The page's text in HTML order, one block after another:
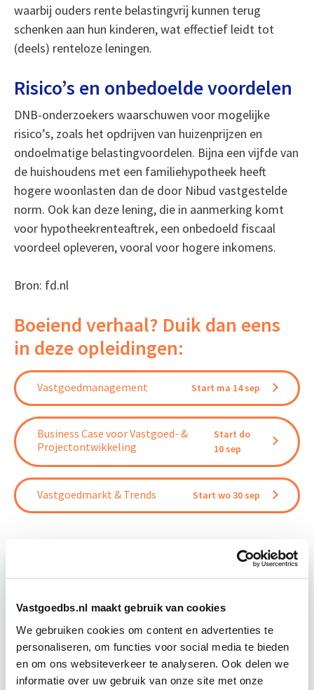
Vastgoedbs.nl maakt gebruik van cookies
We gebruiken cookies om content en advertenties te
personaliseren, om functies voor social media te bieden
en om ons websiteverkeer te analyseren. Ook delen we
informatie over uw gebruik van onze site met onze
waarbij ouders rente belastingvrij kunnen terug
schenken aan hun kinderen, wat effectief leidt tot
(deels) renteloze leningen.
Risico’s en onbedoelde voordelen
DNB-onderzoekers waarschuwen voor mogelijke
risico’s, zoals het opdrijven van huizenprijzen en
ondoelmatige belastingvoordelen. Bijna een vijfde van
de huishoudens met een familiehypotheek heeft
hogere woonlasten dan de door Nibud vastgestelde
norm. Ook kan deze lening, die in aanmerking komt
voor hypotheekrenteaftrek, een onbedoeld fiscaal
voordeel opleveren, vooral voor hogere inkomens.
Bron: fd.nl
Boeiend verhaal? Duik dan eens
in deze opleidingen:
Vastgoedmanagement Start ma 14 sep
Business Case voor Vastgoed- &
Projectontwikkeling
Start do
10 sep
Vastgoedmarkt & Trends Start wo 30 sep
Vastgoedbeheer
De opleiding Vastgoedbeheer biedt jou een helder,
integraal denk- en werkmodel om op tactisch en